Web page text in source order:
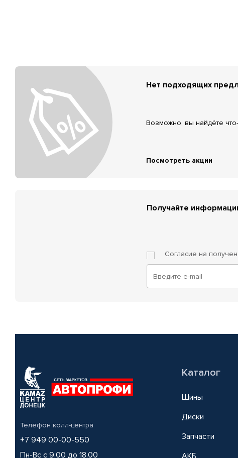
Нет подходящих
Возможно, вы найдёте
Посмотреть акции
Получайте
Согласие на
Телефон колл-центра
+7 949 00-00-550
Пн-Вс с 9.00 до 18.00
Каталог
Шины
Диски
Запчасти
АКБ